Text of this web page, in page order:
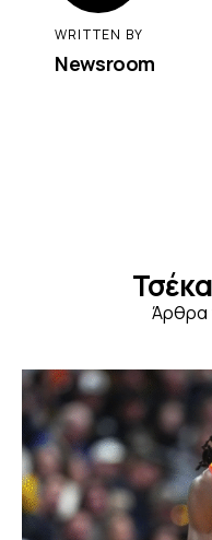
WRITTEN BY
Newsroom
Άρθρα